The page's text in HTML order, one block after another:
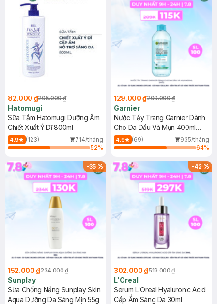
82.000 ₫205.000 ₫
Hatomugi
Sữa Tắm Hatomugi Dưỡng Ẩm
Chiết Xuất Ý Dĩ 800ml
4.9 (123)
714/tháng
52%
129.000 ₫209.000 ₫
Garnier
Nước Tẩy Trang Garnier Dành
Cho Da Dầu Và Mụn 400ml
(Mới)
4.9 (69)
935/tháng
64%
-35%
152.000 ₫234.000 ₫
Sunplay
Sữa Chống Nắng Sunplay Skin
Aqua Dưỡng Da Sáng Mịn 55g
-42%
302.000 ₫519.000 ₫
L'Oreal
Serum L'Oreal Hyaluronic Acid
Cấp Ẩm Sáng Da 30ml